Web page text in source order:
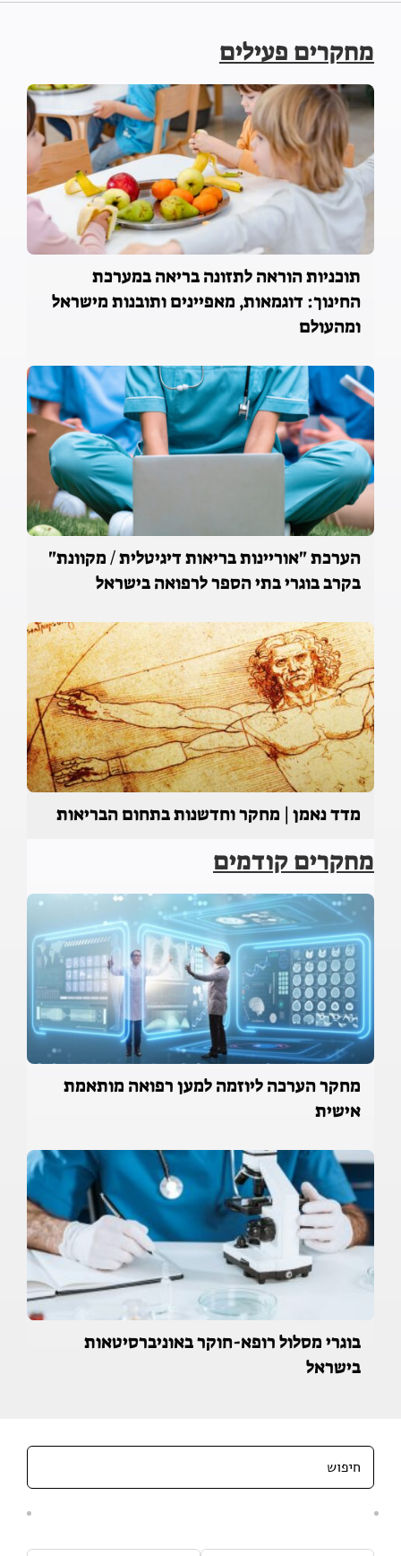
מחקרים פעילים
תוכניות הוראה לתזונה בריאה במערכת
החינוך: דוגמאות, מאפיינים ותובנות מישראל
ומהעולם
הערכת "אוריינות בריאות דיגיטלית / מקוונת"
בקרב בוגרי בתי הספר לרפואה בישראל
מדד נאמן | מחקר וחדשנות בתחום הבריאות
מחקרים קודמים
מחקר הערכה ליוזמה למען רפואה מותאמת
אישית
בוגרי מסלול רופא-חוקר באוניברסיטאות
בישראל